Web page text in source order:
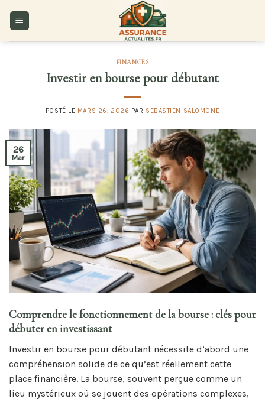
FINANCES
Investir en bourse pour débutant
POSTÉ LE MARS 26, 2026 PAR SEBASTIEN SALOMONE
26
Mar
Comprendre le fonctionnement de la bourse : clés pour
débuter en investissant
Investir en bourse pour débutant nécessite d’abord une
compréhension solide de ce qu’est réellement cette
place financière. La bourse, souvent perçue comme un
lieu mystérieux où se jouent des opérations complexes,